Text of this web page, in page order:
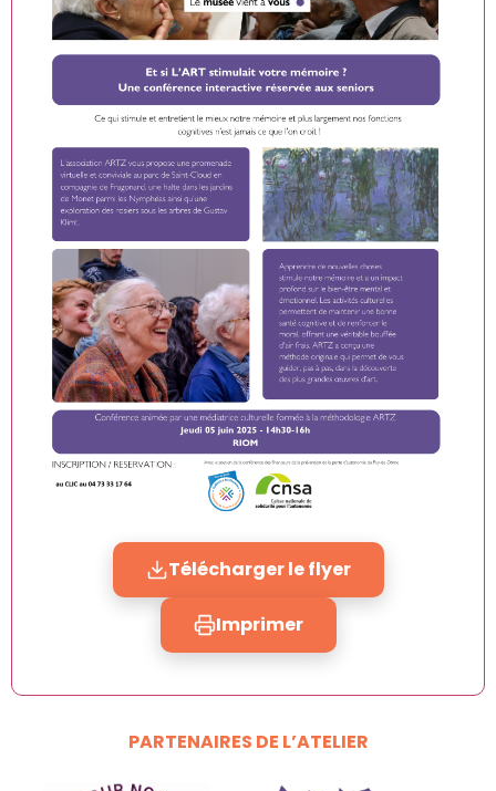
Télécharger le flyer
Imprimer
PARTENAIRES DE L’ATELIER